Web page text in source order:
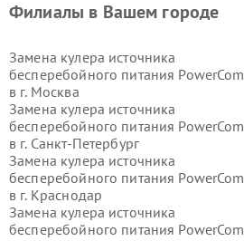
Филиалы в Вашем городе
Замена кулера источника
бесперебойного питания PowerCom
в г. Москва
Замена кулера источника
бесперебойного питания PowerCom
в г. Санкт-Петербург
Замена кулера источника
бесперебойного питания PowerCom
в г. Краснодар
Замена кулера источника
бесперебойного питания PowerCom